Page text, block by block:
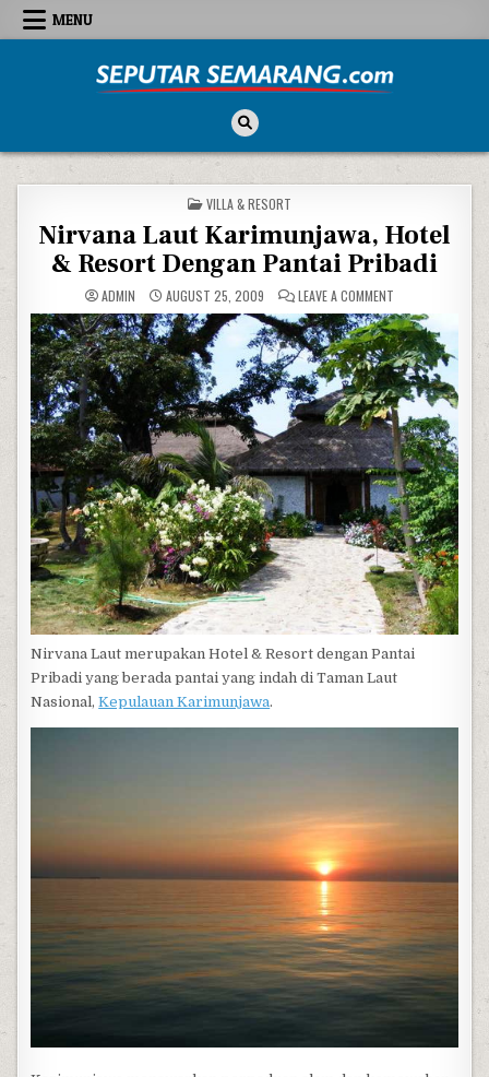
Skip to content
MENU
POSTED IN
VILLA & RESORT
Nirvana Laut Karimunjawa, Hotel
& Resort Dengan Pantai Pribadi
ADMIN AUGUST 25, 2009 LEAVE A COMMENTON NIRVANA
Nirvana Laut merupakan Hotel & Resort dengan Pantai
Pribadi yang berada pantai yang indah di Taman Laut
Nasional,Kepulauan Karimunjawa.